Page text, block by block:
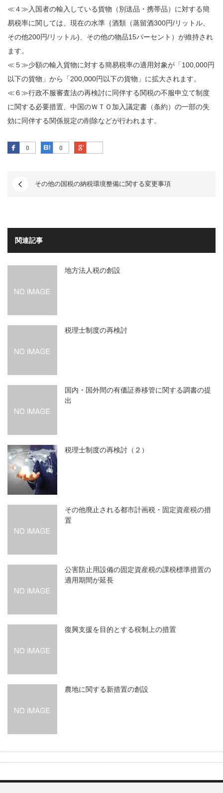
≪４≫入国者の輸入している貨物（別送品・携帯品）に対する簡
易税率に関しては、現在の水準｛酒類（蒸留酒300円/リットル、
その他200円/リットル)、その他の物品15パーセント）が維持され
ます。
≪５≫少額の輸入貨物に対する簡易税率の適用対象が「100,000円
以下の貨物」から「200,000円以下の貨物」に拡大されます。
≪６≫行政不服審査法の再検討に同伴する関税の不服申立て制度
に関する必要措置、中国のＷＴＯ加入議定書（条約）の一部の失
効に同伴する関係規定の削除などが行われます。
0
Facebook 0
はてなブックマーク
その他の国税の納税環境整備に関する変更事項
関連記事
地方法人税の創設
税理士制度の再検討
国内・国外間の有価証券移管に関する調書の提
出
税理士制度の再検討（２）
その他廃止される都市計画税・固定資産税の措
置
公害防止用設備の固定資産税の課税標準措置の
適用期間が延長
復興支援を目的とする税制上の措置
農地に関する新措置の創設